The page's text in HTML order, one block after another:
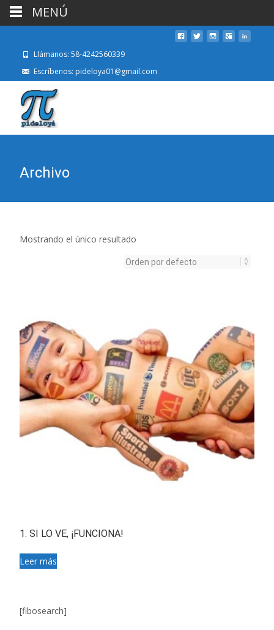
Llámanos: 58-4242560339
Escríbenos: pideloya01@gmail.com
Archivo
Mostrando el único resultado
1. SI LO VE, ¡FUNCIONA!
Leer más
[fibosearch]
MENÚ